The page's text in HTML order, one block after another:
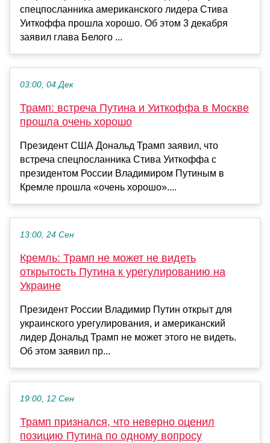
спецпосланника американского лидера Стива
Уиткоффа прошла хорошо. Об этом 3 декабря
заявил глава Белого ...
03:00, 04 Дек
Трамп: встреча Путина и Уиткоффа в Москве
прошла очень хорошо
Президент США Дональд Трамп заявил, что
встреча спецпосланника Стива Уиткоффа с
президентом России Владимиром Путиным в
Кремле прошла «очень хорошо»....
13:00, 24 Сен
Кремль: Трамп не может не видеть
открытость Путина к урегулированию на
Украине
Президент России Владимир Путин открыт для
украинского урегулирования, и американский
лидер Дональд Трамп не может этого не видеть.
Об этом заявил пр...
19:00, 12 Сен
Трамп признался, что неверно оценил
позицию Путина по одному вопросу